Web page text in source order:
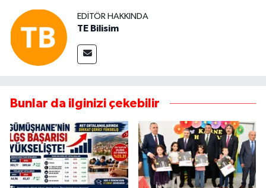
EDITÖR HAKKINDA
TE Bilisim
Bunlar da ilginizi çekebilir